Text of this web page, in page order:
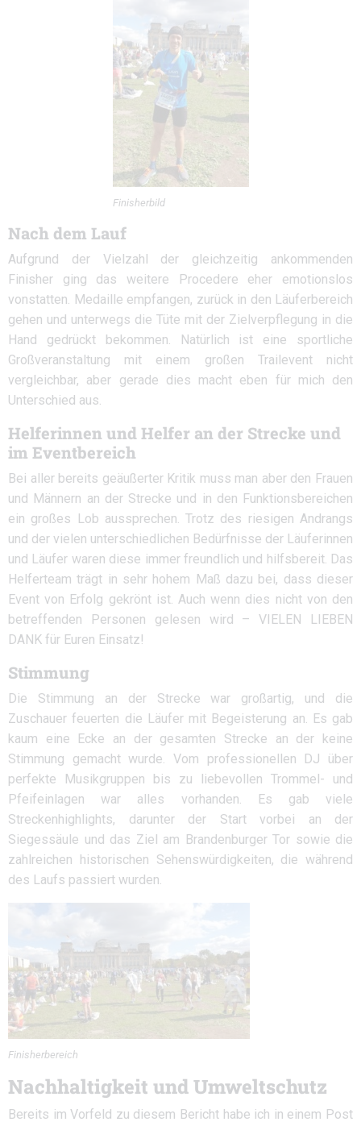
Finisherbild
Nach dem Lauf
Aufgrund der Vielzahl der gleichzeitig ankommenden
Finisher ging das weitere Procedere eher emotionslos
vonstatten. Medaille empfangen, zurück in den Läuferbereich
gehen und unterwegs die Tüte mit der Zielverpflegung in die
Hand gedrückt bekommen. Natürlich ist eine sportliche
Großveranstaltung mit einem großen Trailevent nicht
vergleichbar, aber gerade dies macht eben für mich den
Unterschied aus.
Helferinnen und Helfer an der Strecke und
im Eventbereich
Bei aller bereits geäußerter Kritik muss man aber den Frauen
und Männern an der Strecke und in den Funktionsbereichen
ein großes Lob aussprechen. Trotz des riesigen Andrangs
und der vielen unterschiedlichen Bedürfnisse der Läuferinnen
und Läufer waren diese immer freundlich und hilfsbereit. Das
Helferteam trägt in sehr hohem Maß dazu bei, dass dieser
Event von Erfolg gekrönt ist. Auch wenn dies nicht von den
betreffenden Personen gelesen wird – VIELEN LIEBEN
DANK für Euren Einsatz!
Stimmung
Die Stimmung an der Strecke war großartig, und die
Zuschauer feuerten die Läufer mit Begeisterung an. Es gab
kaum eine Ecke an der gesamten Strecke an der keine
Stimmung gemacht wurde. Vom professionellen DJ über
perfekte Musikgruppen bis zu liebevollen Trommel- und
Pfeifeinlagen war alles vorhanden. Es gab viele
Streckenhighlights, darunter der Start vorbei an der
Siegessäule und das Ziel am Brandenburger Tor sowie die
zahlreichen historischen Sehenswürdigkeiten, die während
des Laufs passiert wurden.
Finisherbereich
Nachhaltigkeit und Umweltschutz
Bereits im Vorfeld zu diesem Bericht habe ich in einem Post